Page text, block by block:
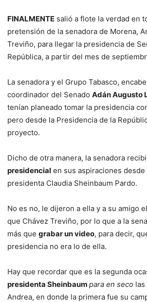
FINALMENTE salió a flote la verdad en
pretensión de la senadora de Morena,
Treviño, para llegar la presidencia de
República, a partir del mes de
La senadora y el Grupo Tabasco,
coordinador del Senado Adán Augusto
tenían planeado tomar la presidencia
pero desde la Presidencia de la
proyecto.
Dicho de otra manera, la senadora
presidencial en sus aspiraciones desde
presidenta Claudia Sheinbaum Pardo.
No es no, le dijeron a ella y a su amigo
que Chávez Treviño, por lo que a la
más que grabar un video, para decir,
presidencia no era lo de ella.
Hay que recordar que es la segunda
presidenta Sheinbaum para en seco
Andrea, en donde la primera fue su